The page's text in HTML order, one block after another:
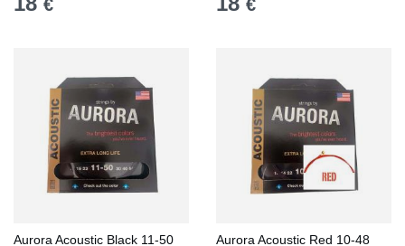
€ €
Aurora Acoustic Black 11-50 Aurora Acoustic Red 10-48